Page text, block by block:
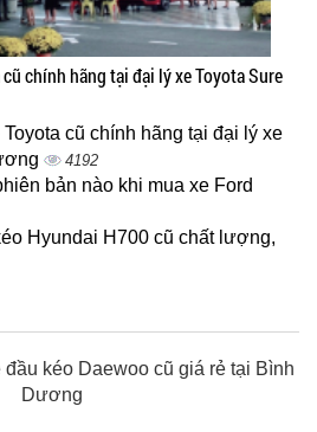
chính hãng tại đại lý xe Toyota Sure
cũ chính hãng tại đại lý xe
4192
bản nào khi mua xe Ford
Hyundai H700 cũ chất lượng,